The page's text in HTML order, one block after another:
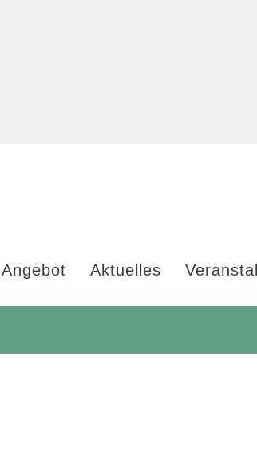
Angebot Aktuelles